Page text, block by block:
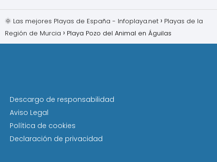
🌞 Las mejores Playas de España - Infoplaya.net
Playas de la
Región de Murcia
Playa Pozo del Animal en Águilas
Descargo de responsabilidad
Aviso Legal
Política de cookies
Declaración de privacidad